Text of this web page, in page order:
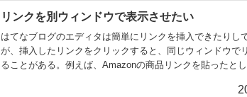
リンクを別ウィンドウで表示させたい
はてなブログのエディタは簡単にリンクを挿入できたりし
が、挿入したリンクをクリックすると、同じウィンドウで
ることがある。例えば、Amazonの商品リンクを貼ったとし